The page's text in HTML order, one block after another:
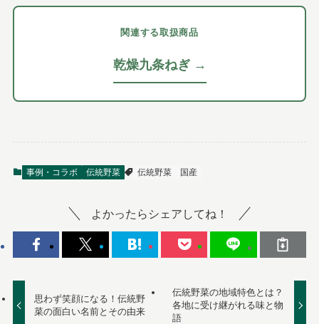
関連する取扱商品
乾燥九条ねぎ →
事例・コラボ 伝統野菜 伝統野菜 国産
よかったらシェアしてね！
思わず笑顔になる！伝統野
菜の面白い名前とその由来
伝統野菜の地域特色とは？
各地に受け継がれる味と物
語